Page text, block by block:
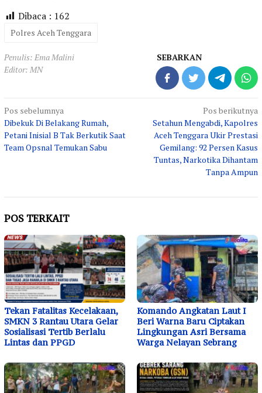
Dibaca : 162
Polres Aceh Tenggara
Penulis: Ema Malini
Editor: MN
SEBARKAN
Navigasi
pos
Pos sebelumnya
Dibekuk Di Belakang Rumah,
Petani Inisial B Tak Berkutik Saat
Team Opsnal Temukan Sabu
Pos berikutnya
Setahun Mengabdi, Kapolres
Aceh Tenggara Ukir Prestasi
Gemilang: 92 Persen Kasus
Tuntas, Narkotika Dihantam
Tanpa Ampun
POS TERKAIT
Tekan Fatalitas Kecelakaan,
SMKN 3 Rantau Utara Gelar
Sosialisasi Tertib Berlalu
Lintas dan PPGD
Komando Angkatan Laut I
Beri Warna Baru Ciptakan
Lingkungan Asri Bersama
Warga Nelayan Sebrang